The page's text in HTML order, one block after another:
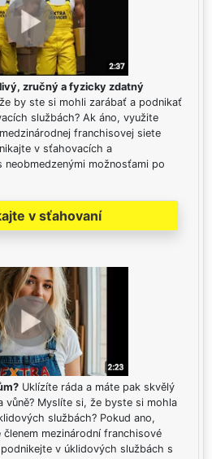
zručný a fyzicky zdatný
by ste si mohli zarábať a podnikať
službách? Ak áno, využite
franchisovej siete
v sťahovacích a
možnosťami po
v sťahovaní
Uklízíte ráda a máte pak skvělý
Myslíte si, že byste si mohla
službách? Pokud ano,
mezinárodní franchisové
v úklidových službách s